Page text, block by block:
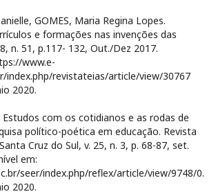
GOMES, Maria Regina Lopes.
e formações nas invenções das
n. 51, p.117- 132, Out./Dez 2017.
www.e-
index.php/revistateias/article/view/30767
2020.
Estudos com os cotidianos e as rodas de
político-poética em educação. Revista
Cruz do Sul, v. 25, n. 3, p. 68-87, set.
em:
seer/index.php/reflex/article/view/9748/0.
2020.